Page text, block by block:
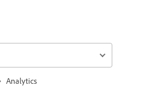
Analytics